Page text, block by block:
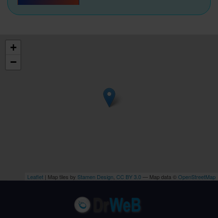
+
−
Leaflet | Map tiles by Stamen Design CC BY 3.0— Map data © OpenStreetMap